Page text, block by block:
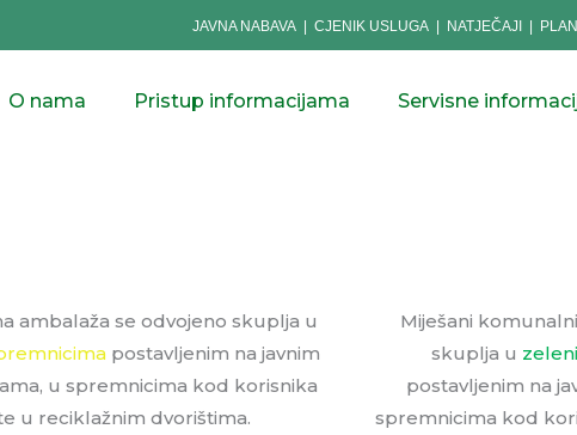
JAVNA NABAVA CJENIK USLUGA NATJEČAJI
O nama Pristup informacijama Servisne
ambalaža se odvojeno skuplja u
postavljenim na javnim
u spremnicima kod korisnika
u reciklažnim dvorištima.
Miješani
skuplja u
postavljenim na
spremnicima kod